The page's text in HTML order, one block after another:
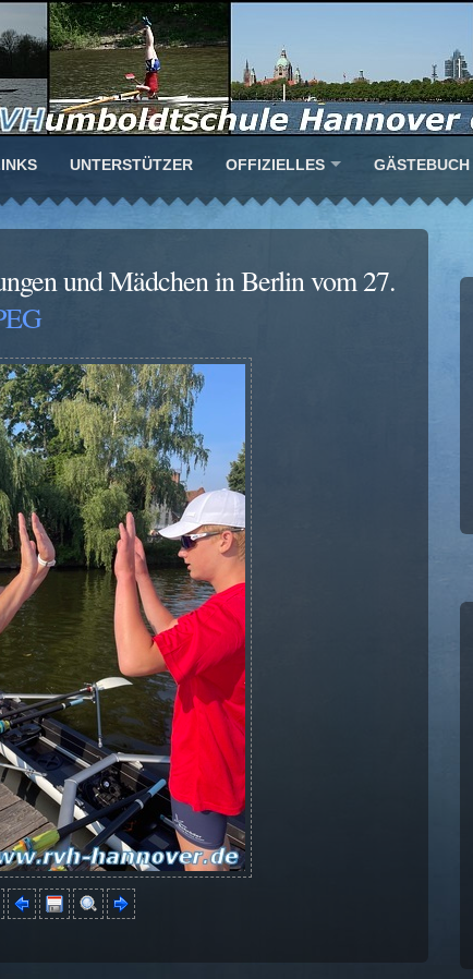
UNTERSTÜTZER OFFIZIELLES GÄSTEBUCH
und Mädchen in Berlin vom 27.